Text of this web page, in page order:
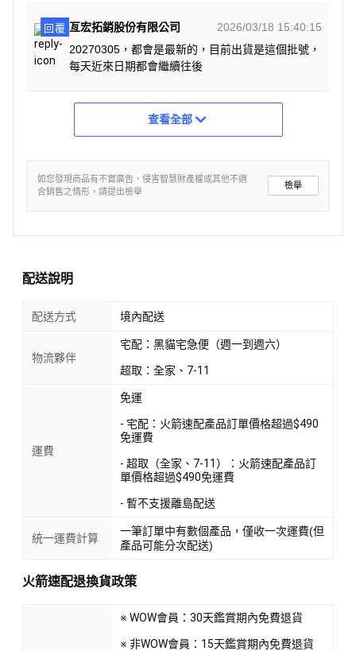
回覆 亙宏拓銷股份有限公司
2026/03/18 15:40:15
20270305，都會是最新的，目前出貨是這個批號，
每天近來日期都會繼續往後
查看全部
如您發現商品有不實廣告、侵害智慧財產權或其他不適
合銷售之情形，請提出檢舉
檢舉
配送說明
配送方式 境內配送
物流夥伴
宅配：黑貓宅急便（週一到週六）
超取：全家、7-11
運費
免運
- 宅配：火箭速配產品訂單價格超過$490
免運費
- 超取（全家、7-11）：火箭速配產品訂
單價格超過$490免運費
- 暫不支援離島配送
統一運費計算
一筆訂單中有數個產品，僅收一次運費(但
產品可能分次配送)
火箭速配退換貨政策
※ WOW會員：30天鑑賞期內免費退貨
※ 非WOW會員：15天鑑賞期內免費退貨